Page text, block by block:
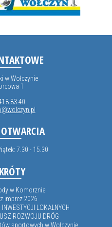
w Wołczynie
1
83 40
7.30 - 15.30
w Komorznie
imprez 2026
LOKALNYCH
ROZWOJU DRÓG
sportowych w Wołczynie